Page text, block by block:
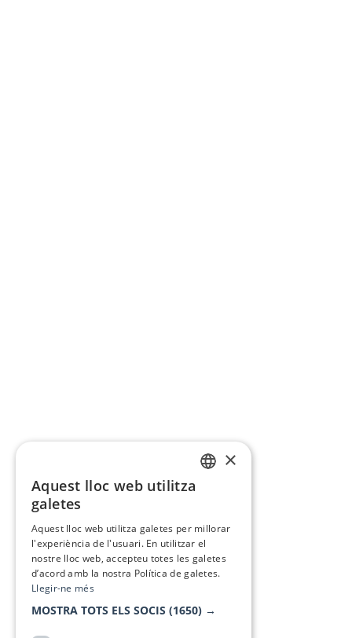
×
Aquest lloc web utilitza
galetes
Aquest lloc web utilitza galetes per millorar
l'experiència de l'usuari. En utilitzar el
nostre lloc web, accepteu totes les galetes
d’acord amb la nostra Política de galetes.
Llegir-ne més
MOSTRA TOTS ELS SOCIS (1650) →